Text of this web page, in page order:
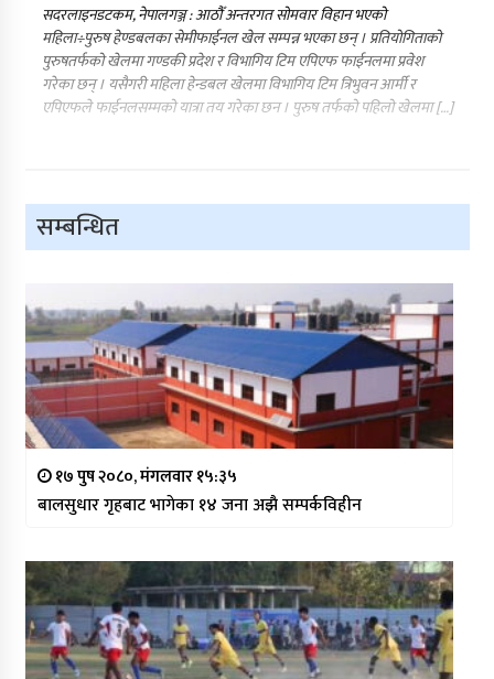
सदरलाइनडटकम, नेपालगञ्ज : आठौँ अन्तरगत सोमवार विहान भएको
महिला÷पुरुष हेण्डबलका सेमीफाईनल खेल सम्पन्न भएका छन् । प्रतियोगिताको
पुरुषतर्फको खेलमा गण्डकी प्रदेश र विभागिय टिम एपिएफ फाईनलमा प्रवेश
गरेका छन् । यसैगरी महिला हेन्डबल खेलमा विभागिय टिम त्रिभुवन आर्मी र
एपिएफले फाईनलसम्मको यात्रा तय गरेका छन । पुरुष तर्फको पहिलो खेलमा […]
सम्बन्धित
१७ पुष २०८०, मंगलवार १५:३५
बालसुधार गृहबाट भागेका १४ जना अझै सम्पर्कविहीन